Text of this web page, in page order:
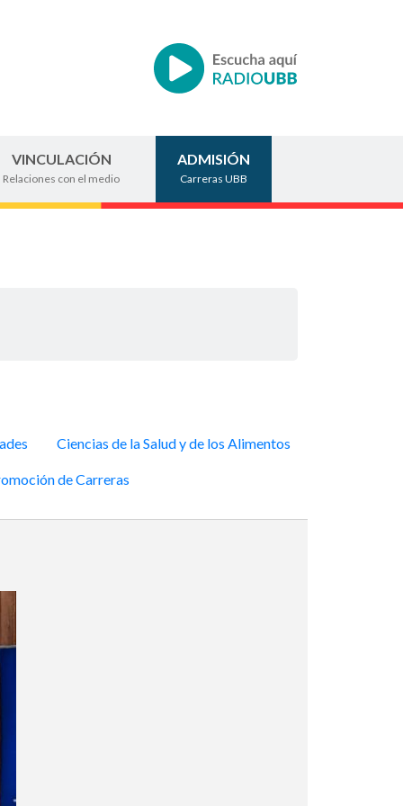
VINCULACIÓN
Relaciones con el medio
ADMISIÓN
Carreras UBB
Ciencias de la Salud y de los Alimentos
de Carreras